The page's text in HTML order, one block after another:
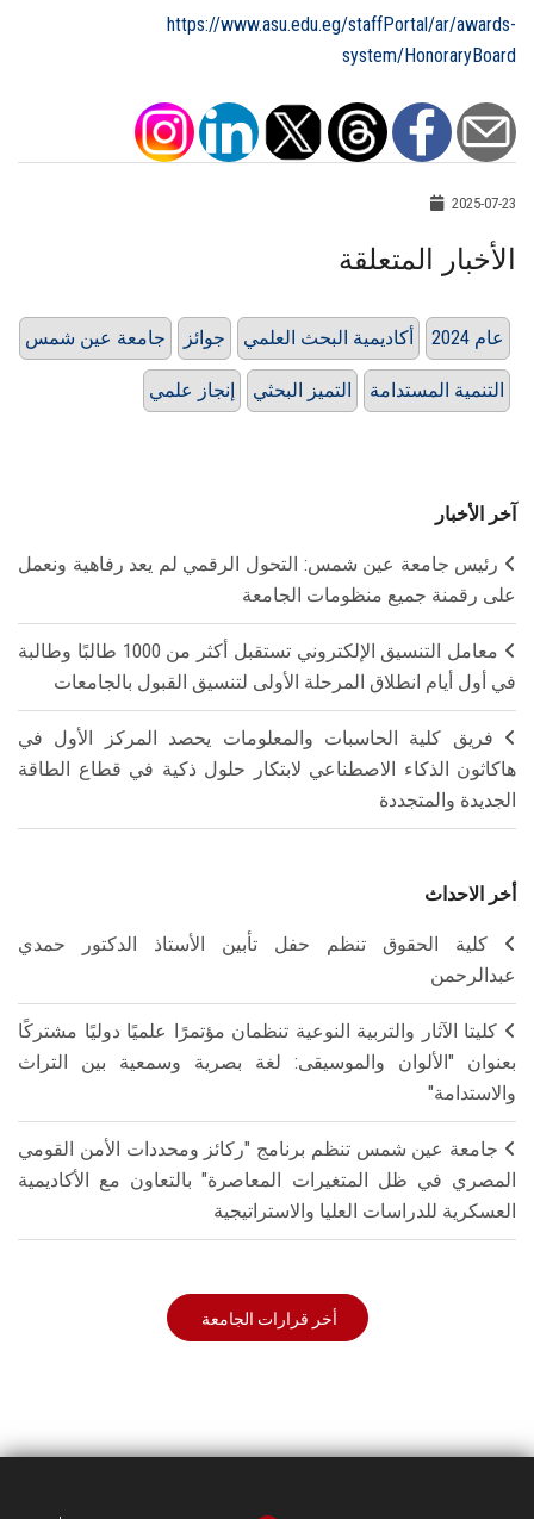
https://www.asu.edu.eg/staffPortal/ar/awards-
system/HonoraryBoard
2025-07-23
الأخبار المتعلقة
جامعة عين شمس جوائز أكاديمية البحث العلمي عام 2024
إنجاز علمي التميز البحثي التنمية المستدامة
آخر الأخبار
رئيس جامعة عين شمس: التحول الرقمي لم يعد رفاهية ونعمل
على رقمنة جميع منظومات الجامعة
معامل التنسيق الإلكتروني تستقبل أكثر من 1000 طالبًا وطالبة
في أول أيام انطلاق المرحلة الأولى لتنسيق القبول بالجامعات
فريق كلية الحاسبات والمعلومات يحصد المركز الأول في
هاكاثون الذكاء الاصطناعي لابتكار حلول ذكية في قطاع الطاقة
الجديدة والمتجددة
أخر الاحداث
كلية الحقوق تنظم حفل تأبين الأستاذ الدكتور حمدي
عبدالرحمن
كليتا الآثار والتربية النوعية تنظمان مؤتمرًا علميًا دوليًا مشتركًا
بعنوان "الألوان والموسيقى: لغة بصرية وسمعية بين التراث
والاستدامة"
جامعة عين شمس تنظم برنامج "ركائز ومحددات الأمن القومي
المصري في ظل المتغيرات المعاصرة" بالتعاون مع الأكاديمية
العسكرية للدراسات العليا والاستراتيجية
أخر قرارات الجامعة